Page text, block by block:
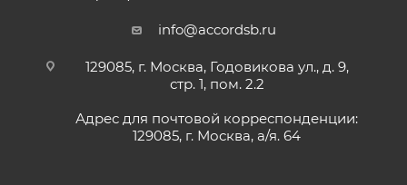
info@accordsb.ru
129085, г. Москва, Годовикова ул., д. 9,
стр. 1, пом. 2.2
Адрес для почтовой корреспонденции:
129085, г. Москва, а/я. 64